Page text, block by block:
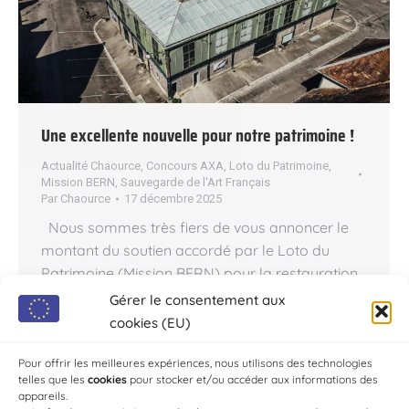
Gérer le consentement aux
cookies (EU)
Pour offrir les meilleures expériences, nous utilisons des technologies
telles que les cookies pour stocker et/ou accéder aux informations des
appareils.
Une excellente nouvelle pour notre patrimoine !
Actualité Chaource Concours AXA Loto du Patrimoine
Mission BERN Sauvegarde de l'Art Français
Par Chaource 17 décembre 2025
Nous sommes très fiers de vous annoncer le
montant du soutien accordé par le Loto du
Patrimoine (Mission BERN) pour la restauration
de notre emblématique Halle de Chaource : 170
000 € ! Ce financement exceptionnel vient
nous a déjà alloué 100 000 €. A laquelle…